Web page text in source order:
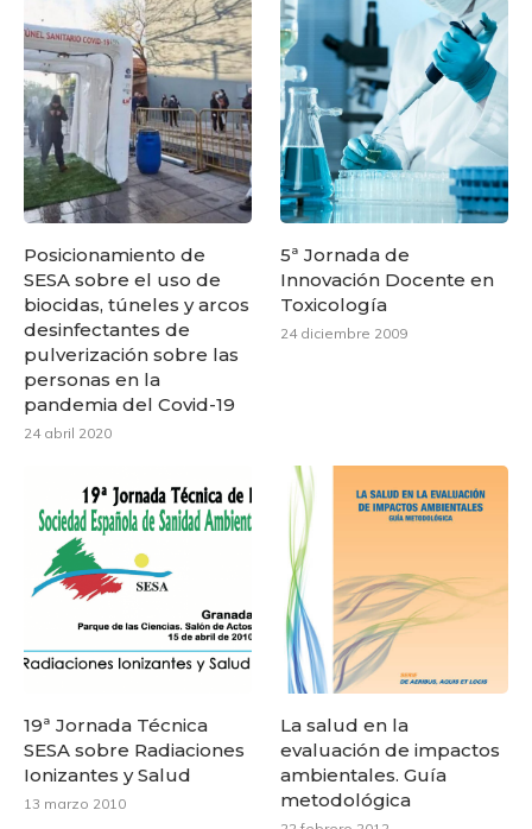
Posicionamiento de
SESA sobre el uso de
biocidas, túneles y arcos
desinfectantes de
pulverización sobre las
personas en la
pandemia del Covid-19
24 abril 2020
5ª Jornada de
Innovación Docente en
Toxicología
24 diciembre 2009
19ª Jornada Técnica
SESA sobre Radiaciones
Ionizantes y Salud
13 marzo 2010
La salud en la
evaluación de impactos
ambientales. Guía
metodológica